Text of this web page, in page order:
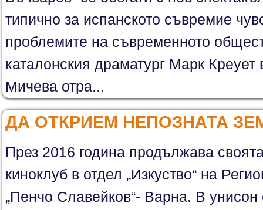
типично за испанското съвремие
проблемите на съвременното
каталонския драматург Марк
Мичева отра...
ДА ОТКРИЕМ НЕПОЗНАТА
През 2016 година продължава
киноклуб в отдел „Изкуство“ на
„Пенчо Славейков“- Варна. В